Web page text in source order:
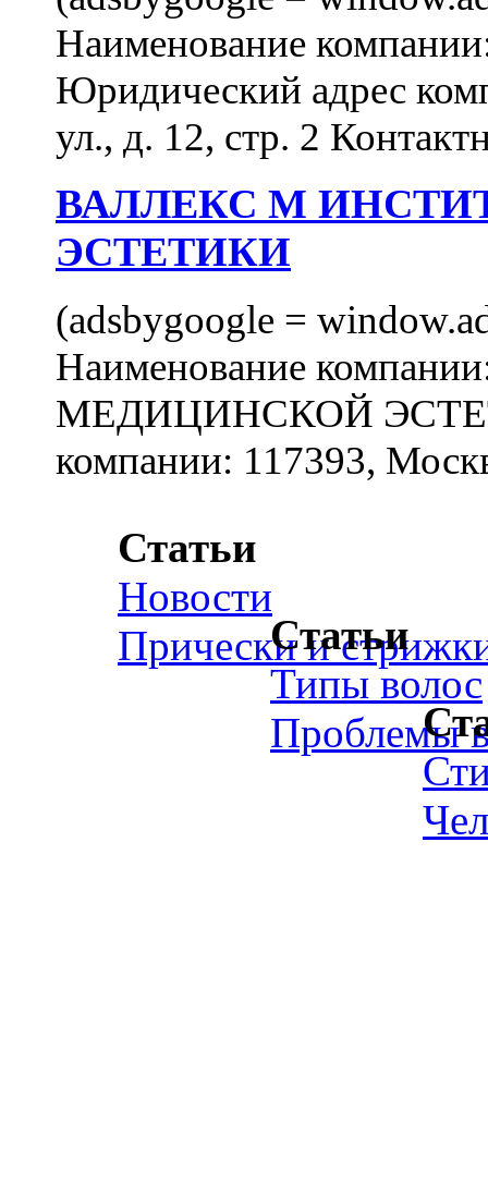
Наименование
Юридический адрес
ул., д. 12, стр. 2
ВАЛЛЕКС М
ЭСТЕТИКИ
(adsbygoogle =
Наименование
МЕДИЦИНСКОЙ
компании: 117393,
Статьи
Новости
Прически иСтатьи
Типы волос
Проблемы